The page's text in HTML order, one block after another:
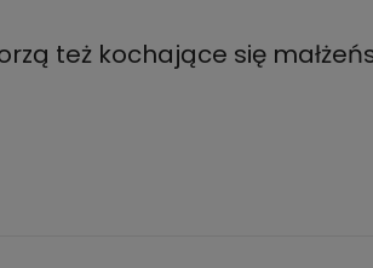
też kochające się